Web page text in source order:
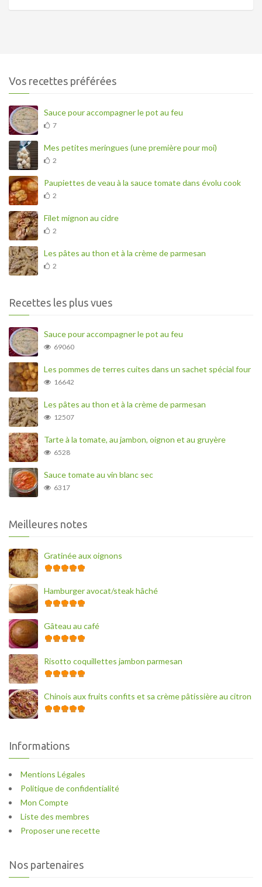
Vos recettes préférées
Sauce pour accompagner le pot au feu
7
Mes petites meringues (une première pour moi)
2
Paupiettes de veau à la sauce tomate dans évolu cook
2
Filet mignon au cidre
2
Les pâtes au thon et à la crème de parmesan
2
Recettes les plus vues
Sauce pour accompagner le pot au feu
69060
Les pommes de terres cuites dans un sachet spécial four
16642
Les pâtes au thon et à la crème de parmesan
12507
Tarte à la tomate, au jambon, oignon et au gruyère
6528
Sauce tomate au vin blanc sec
6317
Meilleures notes
Gratinée aux oignons
Hamburger avocat/steak hâché
Gâteau au café
Risotto coquillettes jambon parmesan
Chinois aux fruits confits et sa crème pâtissière au citron
Informations
Mentions Légales
Politique de confidentialité
Mon Compte
Liste des membres
Proposer une recette
Nos partenaires